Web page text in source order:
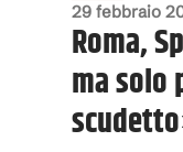
29 febbraio
Roma,
ma solo